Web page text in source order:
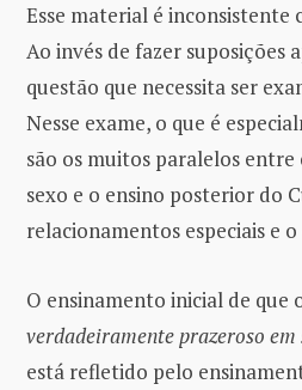
Esse material é inconsistente
Ao invés de fazer suposições
questão que necessita ser
Nesse exame, o que é
são os muitos paralelos entre
sexo e o ensino posterior do
relacionamentos especiais e
O ensinamento inicial de que
verdadeiramente prazeroso em
está refletido pelo